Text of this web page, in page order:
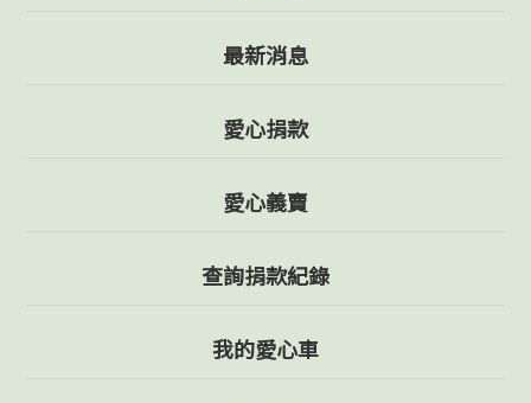
最新消息
愛心捐款
愛心義賣
查詢捐款紀錄
我的愛心車